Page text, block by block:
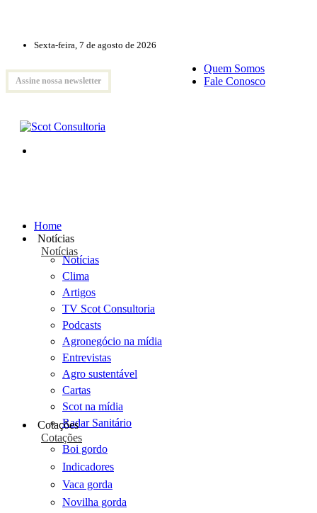
Sexta-feira, 7 de agosto de 2026
Assine nossa newsletter
Quem Somos
Fale Conosco
Home
Notícias
Notícias
Notícias
Clima
Artigos
TV Scot Consultoria
Podcasts
Agronegócio na mídia
Entrevistas
Agro sustentável
Cartas
Scot na mídia
Radar Sanitário
Cotações
Cotações
Boi gordo
Indicadores
Vaca gorda
Novilha gorda